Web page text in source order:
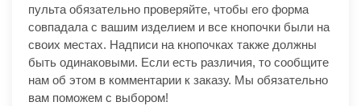
пульта обязательно проверяйте, чтобы его форма
совпадала с вашим изделием и все кнопочки были на
своих местах. Надписи на кнопочках также должны
быть одинаковыми. Если есть различия, то сообщите
нам об этом в комментарии к заказу. Мы обязательно
вам поможем с выбором!